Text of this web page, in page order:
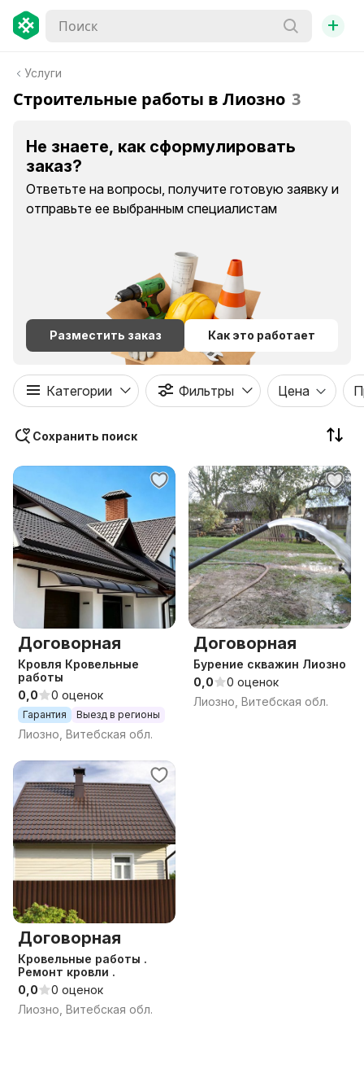
+
Услуги
Строительные работы в Лиозно 3
Не знаете, как сформулировать
заказ?
Ответьте на вопросы, получите готовую заявку и
отправьте ее выбранным специалистам
Разместить заказ Как это работает
Категории Фильтры Цена
Сохранить поиск
Договорная
Кровля Кровельные
работы
0,0
0 оценок
Гарантия Выезд в регионы
Лиозно, Витебская обл.
Договорная
Бурение скважин Лиозно
0,0
0 оценок
Лиозно, Витебская обл.
Договорная
Кровельные работы .
Ремонт кровли .
0,0
0 оценок
Лиозно, Витебская обл.